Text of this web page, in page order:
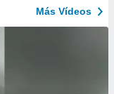
Más Vídeos